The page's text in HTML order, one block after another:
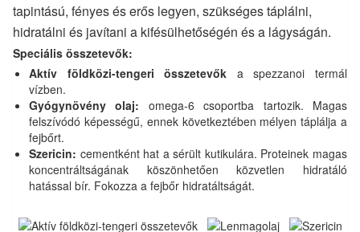
tapintású, fényes és erős legyen, szükséges táplálni,
hidratálni és javítani a kifésülhetőségén és a lágyságán.
Speciális összetevők:
Aktív földközi-tengeri összetevők a spezzanoi termál
vízben.
Gyógynövény olaj: omega-6 csoportba tartozik. Magas
felszívódó képességű, ennek következtében mélyen táplálja a
fejbőrt.
Szericin: cementként hat a sérült kutikulára. Proteinek magas
koncentráltságának köszönhetően közvetlen hidratáló
hatással bír. Fokozza a fejbőr hidratáltságát.